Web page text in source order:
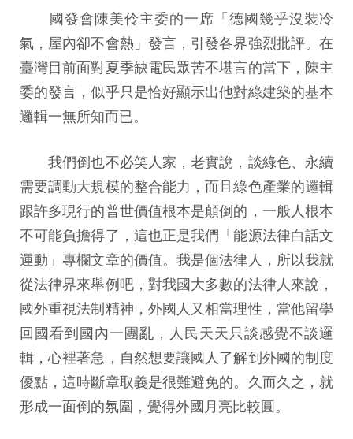
國發會陳美伶主委的一席「德國幾乎沒裝冷
氣，屋內卻不會熱」發言，引發各界強烈批評。在
臺灣目前面對夏季缺電民眾苦不堪言的當下，陳主
委的發言，似乎只是恰好顯示出他對綠建築的基本
邏輯一無所知而已。
我們倒也不必笑人家，老實說，談綠色、永續
需要調動大規模的整合能力，而且綠色產業的邏輯
跟許多現行的普世價值根本是顛倒的，一般人根本
不可能負擔得了，這也正是我們「能源法律白話文
運動」專欄文章的價值。我是個法律人，所以我就
從法律界來舉例吧，對我國大多數的法律人來說，
國外重視法制精神，外國人又相當理性，當他留學
回國看到國內一團亂，人民天天只談感覺不談邏
輯，心裡著急，自然想要讓國人了解到外國的制度
優點，這時斷章取義是很難避免的。久而久之，就
形成一面倒的氛圍，覺得外國月亮比較圓。